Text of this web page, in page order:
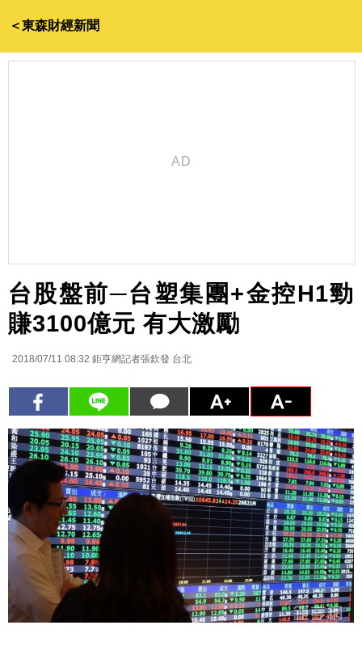
＜東森財經新聞
台股盤前─台塑集團+金控H1勁
賺3100億元 有大激勵
2018/07/11 08:32 鉅亨網記者張欽發 台北